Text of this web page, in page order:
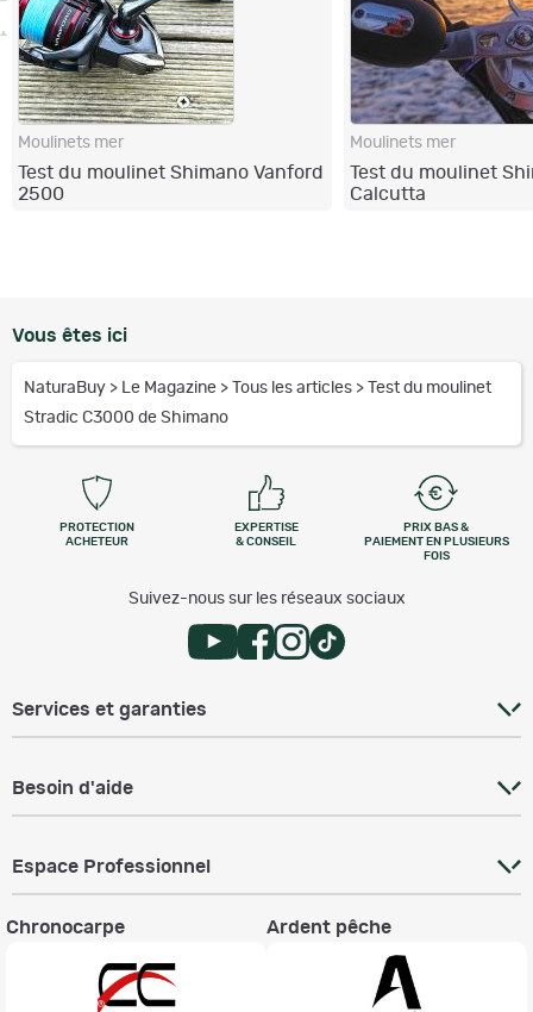
Moulinets mer
Test du moulinet Shimano Vanford
2500
Moulinets mer
Test du moulinet
Calcutta
Vous êtes ici
NaturaBuy > Le Magazine > Tous les articles >
Test du moulinet
Stradic C3000 de Shimano
PROTECTION
ACHETEUR
EXPERTISE
& CONSEIL
PRIX BAS &
PAIEMENT EN PLUSIEURS
FOIS
Suivez-nous sur les réseaux sociaux
Services et garanties
Besoin d'aide
Espace Professionnel
Chronocarpe Ardent pêche